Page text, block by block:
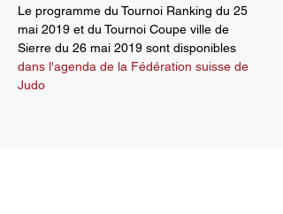
Le programme du Tournoi Ranking du 25
mai 2019 et du Tournoi Coupe ville de
Sierre du 26 mai 2019 sont disponibles
dans l'agenda de la Fédération suisse de
Judo